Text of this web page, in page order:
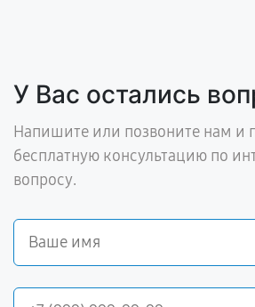
У Вас остались
Напишите или позвоните нам и
бесплатную консультацию по
вопросу.